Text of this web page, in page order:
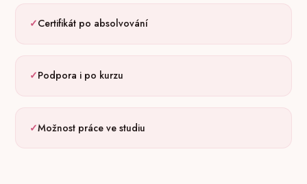
Certifikát po absolvování
Podpora i po kurzu
Možnost práce ve studiu